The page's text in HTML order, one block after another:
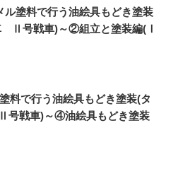
ル塗料で行う油絵具もどき塗装
号戦車)～②組立と塗装編(Ⅰ
料で行う油絵具もどき塗装(タ
戦車)～④油絵具もどき塗装